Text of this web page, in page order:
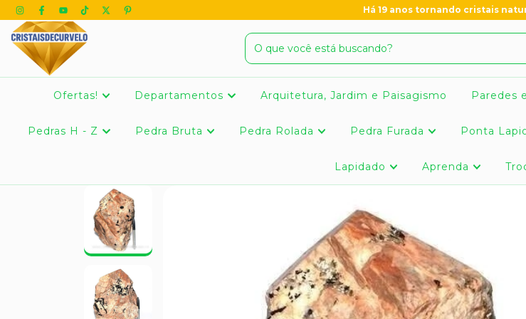
Há 19 anos tornando cristais
Ofertas! Departamentos Arquitetura, Jardim e Paisagismo Paredes
Pedras H - Z Pedra Bruta Pedra Rolada Pedra Furada Ponta
Lapidado Aprenda